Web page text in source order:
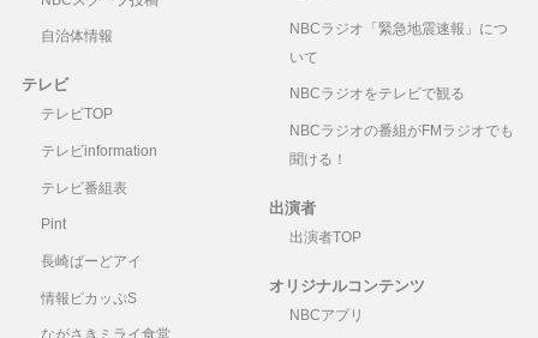
自治体情報
テレビ
テレビTOP
テレビinformation
テレビ番組表
Pint
長崎ばーどアイ
情報ピカッぷS
ながさきミライ食堂
NBCラジオ「緊急地震速報」につ
いて
NBCラジオをテレビで観る
NBCラジオの番組がFMラジオでも
聞ける！
出演者
出演者TOP
オリジナルコンテンツ
NBCアプリ